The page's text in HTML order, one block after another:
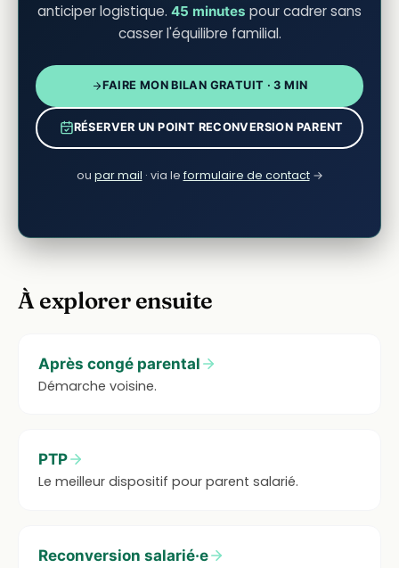
anticiper logistique. 45 minutes pour cadrer sans
casser l'équilibre familial.
FAIRE MON BILAN GRATUIT · 3 MIN
RÉSERVER UN POINT RECONVERSION PARENT
ou par mail · via le formulaire de contact→
À explorer ensuite
Après congé parental
Démarche voisine.
PTP
Le meilleur dispositif pour parent salarié.
Reconversion salarié·e